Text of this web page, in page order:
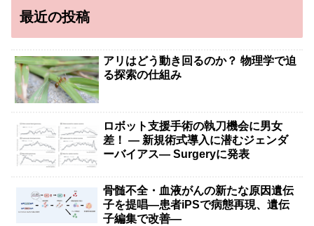
最近の投稿
アリはどう動き回るのか？ 物理学で迫
る探索の仕組み
ロボット支援手術の執刀機会に男女
差！ — 新規術式導入に潜むジェンダ
ーバイアス— Surgeryに発表
骨髄不全・血液がんの新たな原因遺伝
子を提唱―患者iPSで病態再現、遺伝
子編集で改善―